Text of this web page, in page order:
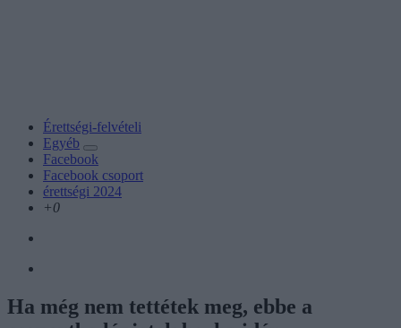
Érettségi-felvételi
Egyéb
Facebook
Facebook csoport
érettségi 2024
+0
Ha még nem tettétek meg, ebbe a